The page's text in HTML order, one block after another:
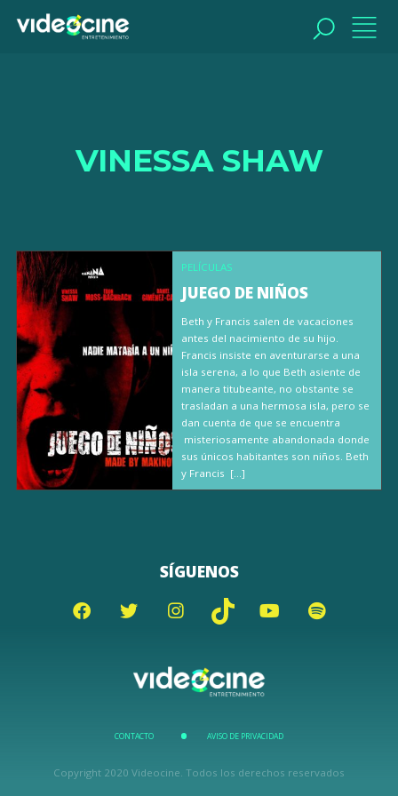
VINESSA SHAW
PELÍCULAS
JUEGO DE NIÑOS
Beth y Francis salen de vacaciones
antes del nacimiento de su hijo.
Francis insiste en aventurarse a una
isla serena, a lo que Beth asiente de
manera titubeante, no obstante se
trasladan a una hermosa isla, pero se
dan cuenta de que se encuentra
misteriosamente abandonada donde
sus únicos habitantes son niños. Beth
y Francis […]
SÍGUENOS
CONTACTO AVISO DE PRIVACIDAD
Copyright 2020 Videocine. Todos los derechos reservados